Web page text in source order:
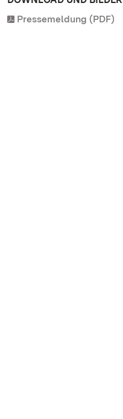
Pressemeldung (PDF)